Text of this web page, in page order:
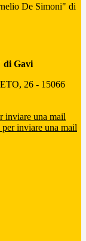
De Simoni" di
di Gavi
26 - 15066
inviare una mail
inviare una mail